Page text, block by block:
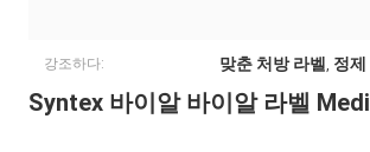
강조하다: 맞춘 처방 라벨, 정
Syntex 바이알 바이알 라벨